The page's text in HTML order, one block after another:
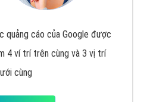
quảng cáo của Google được
4 ví trí trên cùng và 3 vị trí
cùng